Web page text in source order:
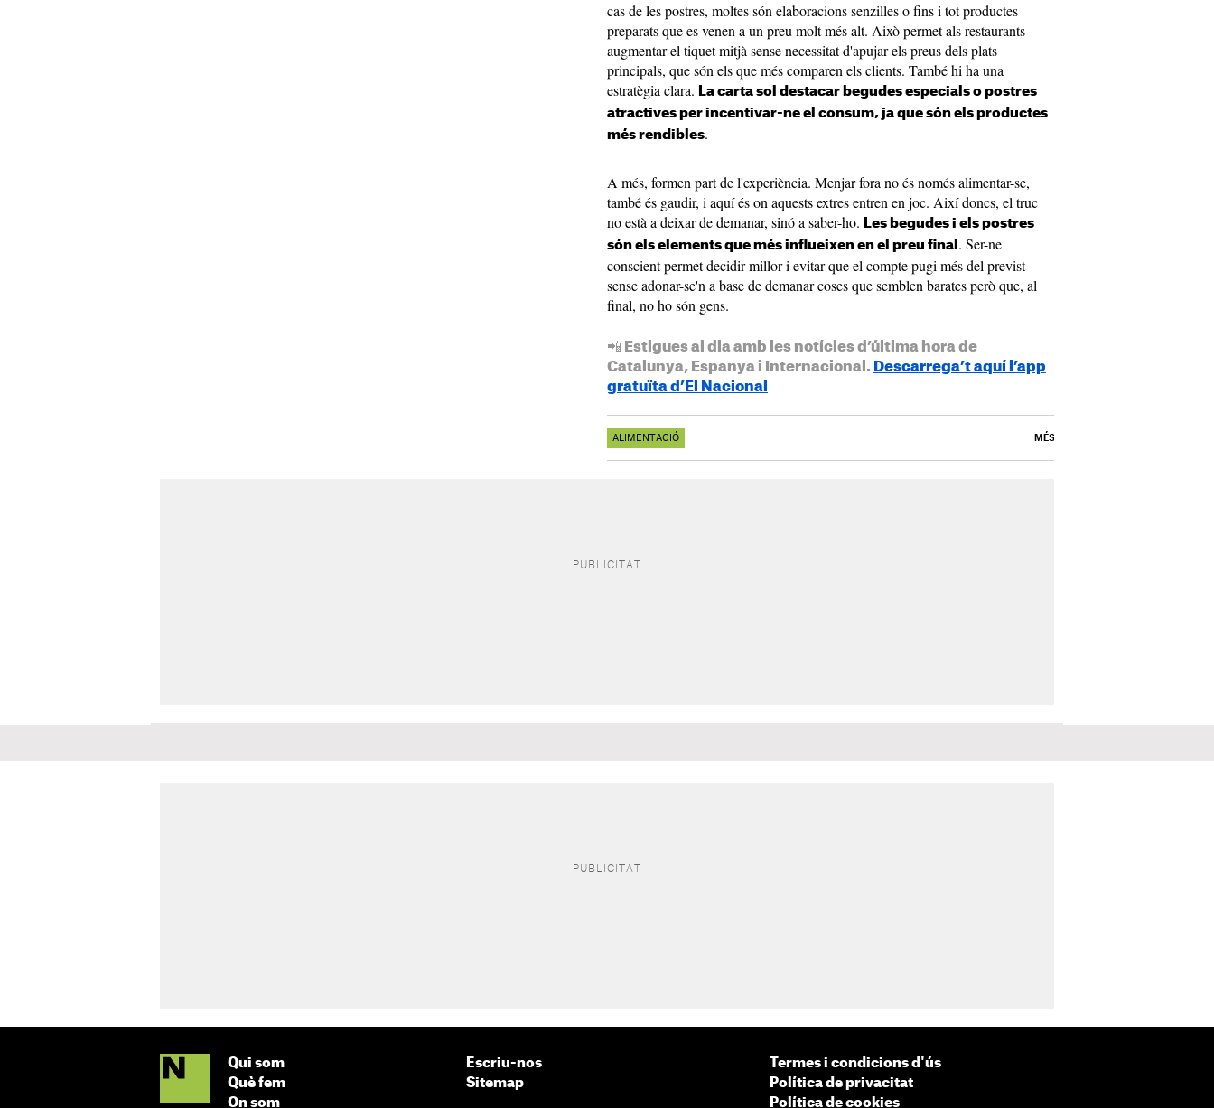
cas de les postres, moltes són elaboracions senzilles o fins i tot productes
preparats que es venen a un preu molt més alt. Això permet als restaurants
augmentar el tiquet mitjà sense necessitat d'apujar els preus dels plats
principals, que són els que més comparen els clients. També hi ha una
estratègia clara. La carta sol destacar begudes especials o postres
atractives per incentivar-ne el consum, ja que són els productes
més rendibles.
A més, formen part de l'experiència. Menjar fora no és només alimentar-se,
també és gaudir, i aquí és on aquests extres entren en joc. Així doncs, el truc
no està a deixar de demanar, sinó a saber-ho. Les begudes i els postres
són els elements que més influeixen en el preu final . Ser-ne
conscient permet decidir millor i evitar que el compte pugi més del previst
sense adonar-se'n a base de demanar coses que semblen barates però que, al
final, no ho són gens.
📲 Estigues al dia amb les notícies d’última hora de
Catalunya, Espanya i Internacional. Descarrega’t aquí l’app
gratuïta d’El Nacional
ALIMENTACIÓ MÉS
Qui som
Què fem
On som
Escriu-nos
Sitemap
Termes i condicions d'ús
Política de privacitat
Política de cookies